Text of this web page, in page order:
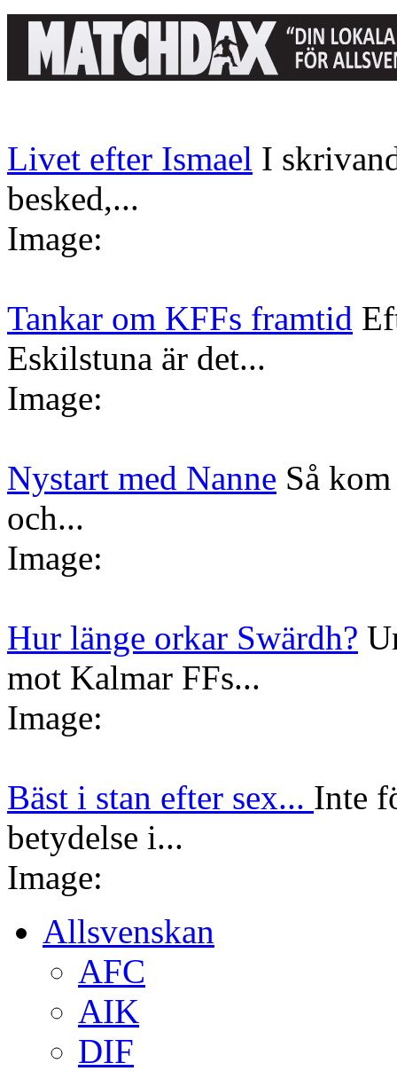
Livet efter Ismael I
besked,...
Image:
Tankar om KFFs framtid
Eskilstuna är det...
Image:
Nystart med Nanne Så
och...
Image:
Hur länge orkar Swärdh?
mot Kalmar FFs...
Image:
Bäst i stan efter sex... Inte
betydelse i...
Image:
Allsvenskan
AFC
AIK
DIF